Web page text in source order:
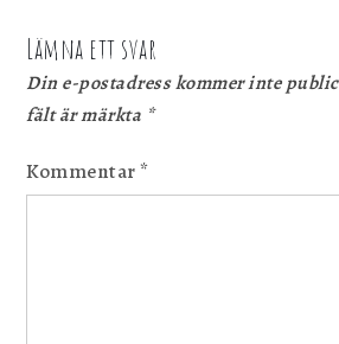
Lämna ett svar
Din e-postadress kommer inte
fält är märkta *
Kommentar*